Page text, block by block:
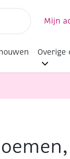
Mijn
Overige